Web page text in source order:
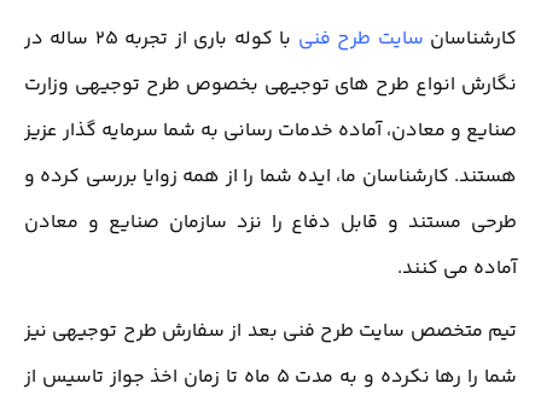
کارشناسان سایت طرح فنی
با کوله باری از تجربه 25 ساله در
نگارش انواع طرح های توجیهی بخصوص طرح توجیهی وزارت
صنایع و معادن، آماده خدمات رسانی به شما سرمایه گذار عزیز
هستند. کارشناسان ما، ایده شما را از همه زوایا بررسی کرده و
طرحی مستند و قابل دفاع را نزد سازمان صنایع و معادن
آماده می کنند.
تیم متخصص سایت طرح فنی بعد از سفارش طرح توجیهی نیز
شما را رها نکرده و به مدت 5 ماه تا زمان اخذ جواز تاسیس از